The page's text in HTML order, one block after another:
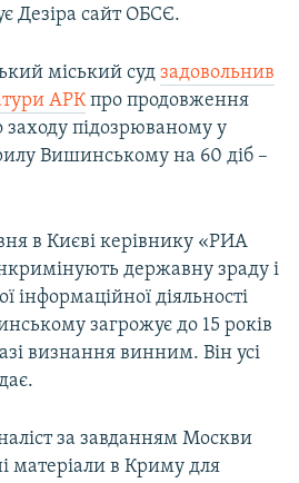
Дезіра сайт ОБСЄ.
міський суд задовольнив
АРКпро продовження
заходу підозрюваному у
Вишинському на 60 діб –
в Києві керівнику «РИА
державну зраду і
інформаційної діяльності
загрожує до 15 років
визнання винним. Він усі
за завданням Москви
матеріали в Криму для